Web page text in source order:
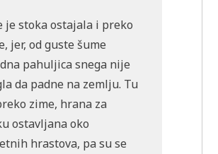
je stoka ostajala i preko
jer, od guste šume
pahuljica snega nije
da padne na zemlju. Tu
zime, hrana za
ostavljana oko
hrastova, pa su se